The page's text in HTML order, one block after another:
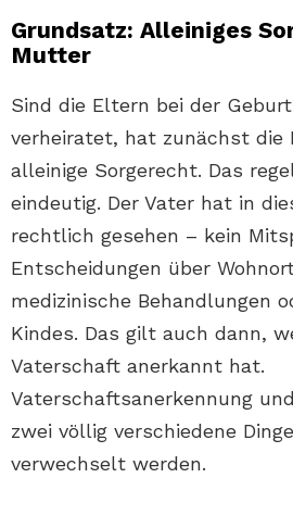
Grundsatz: Alleiniges
Mutter
Sind die Eltern bei der
verheiratet, hat zunächst die
alleinige Sorgerecht. Das
eindeutig. Der Vater hat in
rechtlich gesehen – kein
Entscheidungen über
medizinische Behandlungen
Kindes. Das gilt auch dann,
Vaterschaft anerkannt hat.
Vaterschaftsanerkennung
zwei völlig verschiedene
verwechselt werden.